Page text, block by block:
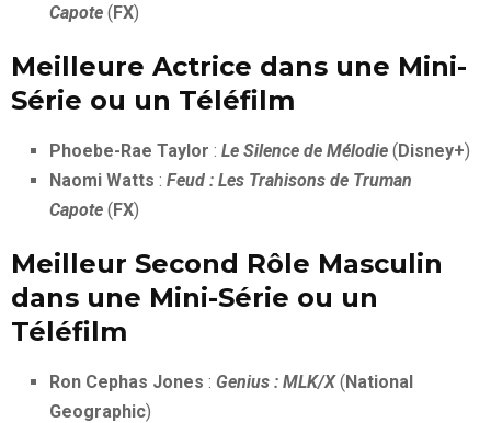
Capote (FX)
Meilleure Actrice dans une Mini-
Série ou un Téléfilm
Phoebe-Rae Taylor : Le Silence de Mélodie (Disney+)
Naomi Watts : Feud : Les Trahisons de Truman
Capote (FX)
Meilleur Second Rôle Masculin
dans une Mini-Série ou un
Téléfilm
Ron Cephas Jones : Genius : MLK/X(National
Geographic)